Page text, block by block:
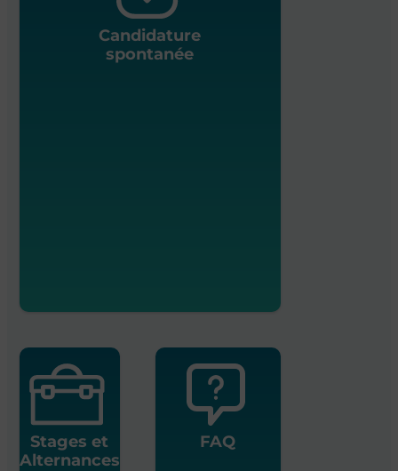
Candidature
spontanée
Stages et
Alternances
FAQ